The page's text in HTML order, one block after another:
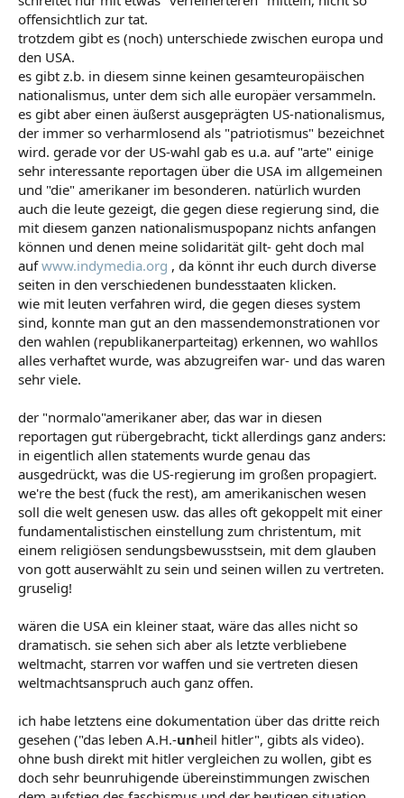
offensichtlich zur tat.
trotzdem gibt es (noch) unterschiede zwischen europa und
den USA.
es gibt z.b. in diesem sinne keinen gesamteuropäischen
nationalismus, unter dem sich alle europäer versammeln.
es gibt aber einen äußerst ausgeprägten US-nationalismus,
der immer so verharmlosend als "patriotismus" bezeichnet
wird. gerade vor der US-wahl gab es u.a. auf "arte" einige
sehr interessante reportagen über die USA im allgemeinen
und "die" amerikaner im besonderen. natürlich wurden
auch die leute gezeigt, die gegen diese regierung sind, die
mit diesem ganzen nationalismuspopanz nichts anfangen
können und denen meine solidarität gilt- geht doch mal
aufwww.indymedia.org , da könnt ihr euch durch diverse
seiten in den verschiedenen bundesstaaten klicken.
wie mit leuten verfahren wird, die gegen dieses system
sind, konnte man gut an den massendemonstrationen vor
den wahlen (republikanerparteitag) erkennen, wo wahllos
alles verhaftet wurde, was abzugreifen war- und das waren
sehr viele.
der "normalo"amerikaner aber, das war in diesen
reportagen gut rübergebracht, tickt allerdings ganz anders:
in eigentlich allen statements wurde genau das
ausgedrückt, was die US-regierung im großen propagiert.
we're the best (fuck the rest), am amerikanischen wesen
soll die welt genesen usw. das alles oft gekoppelt mit einer
fundamentalistischen einstellung zum christentum, mit
einem religiösen sendungsbewusstsein, mit dem glauben
von gott auserwählt zu sein und seinen willen zu vertreten.
gruselig!
wären die USA ein kleiner staat, wäre das alles nicht so
dramatisch. sie sehen sich aber als letzte verbliebene
weltmacht, starren vor waffen und sie vertreten diesen
weltmachtsanspruch auch ganz offen.
ich habe letztens eine dokumentation über das dritte reich
gesehen ("das leben A.H.-unheil hitler", gibts als video).
ohne bush direkt mit hitler vergleichen zu wollen, gibt es
doch sehr beunruhigende übereinstimmungen zwischen